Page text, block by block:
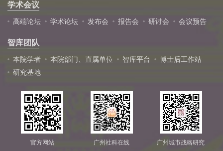
学术会议
高端论坛 学术论坛 发布会 报告会 研讨会 会议预告
智库团队
本院学者 本院部门、直属单位 智库平台
博士后工作站
研究基地
官方网站 广州社科在线 广州城市战略研究